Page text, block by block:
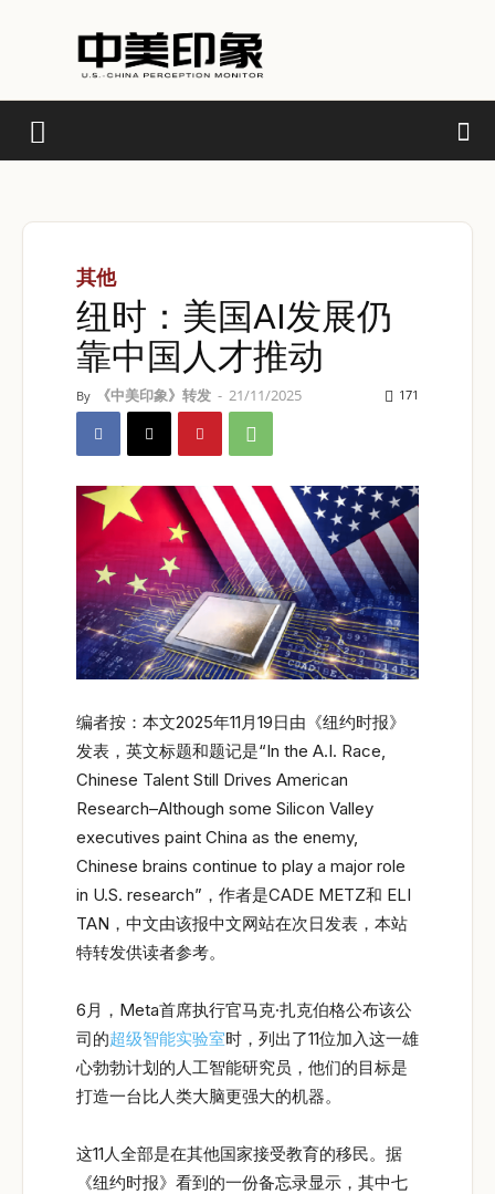
其他
纽时：美国AI发展仍
靠中国人才推动
By 《中美印象》转发 - 21/11/2025 171
编者按：本文2025年11月19日由《纽约时报》
发表，英文标题和题记是“In the A.I. Race,
Chinese Talent Still Drives American
Research–Although some Silicon Valley
executives paint China as the enemy,
Chinese brains continue to play a major role
in U.S. research”，作者是CADE METZ和 ELI
TAN，中文由该报中文网站在次日发表，本站
特转发供读者参考。
6月，Meta首席执行官马克·扎克伯格公布该公
司的超级智能实验室时，列出了11位加入这一雄
心勃勃计划的人工智能研究员，他们的目标是
打造一台比人类大脑更强大的机器。
这11人全部是在其他国家接受教育的移民。据
《纽约时报》看到的一份备忘录显示，其中七